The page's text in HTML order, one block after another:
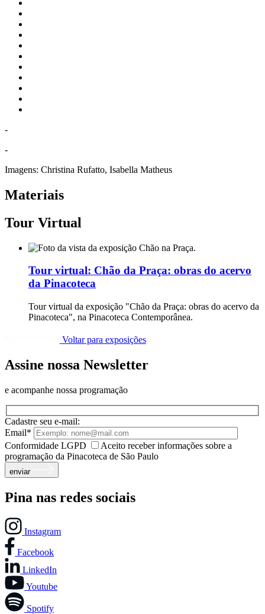
-
-
Imagens: Christina Rufatto, Isabella Matheus
Materiais
Tour Virtual
Tour virtual: Chão da Praça: obras do acervo
da Pinacoteca
Tour virtual da exposição "Chão da Praça: obras do acervo da
Pinacoteca", na Pinacoteca Contemporânea.
Voltar para exposições
Assine nossa Newsletter
e acompanhe nossa programação
Cadastre seu e-mail:
Email*
Conformidade LGPD
Aceito receber informações sobre a
programação da Pinacoteca de São Paulo
enviar
Pina nas redes sociais
Instagram
Facebook
LinkedIn
Youtube
Spotify